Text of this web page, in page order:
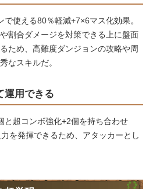
使える80％軽減+7×6マス化効果。
割合ダメージを対策できる上に盤面
ため、高難度ダンジョンの攻略や周
なスキルだ。
運用できる
と超コンボ強化+2個を持ち合わせ
を発揮できるため、アタッカーとし